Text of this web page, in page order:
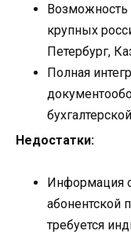
Возможность
крупных
Петербург,
Полная
Недостатки:
Информация
абонентской
требуется